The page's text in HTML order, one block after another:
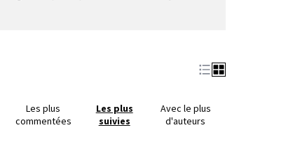
Les plus
commentées
Les plus
suivies
Avec le plus
d'auteurs